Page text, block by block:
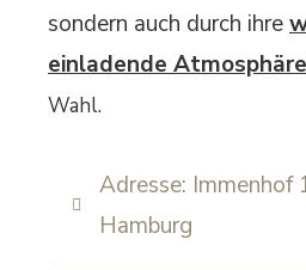
sondern auch durch ihre
einladende Atmosphäre
Wahl.
Adresse: Immenhof
Hamburg